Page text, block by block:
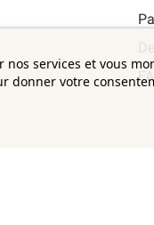
services et vous
donner votre